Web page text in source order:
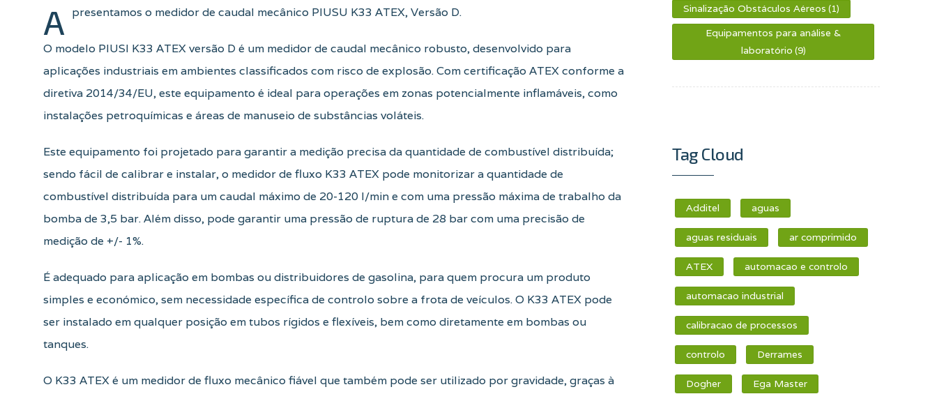
A presentamos o medidor de caudal mecânico PIUSU K33 ATEX, Versão D.
O modelo PIUSI K33 ATEX versão D é um medidor de caudal mecânico robusto, desenvolvido para
aplicações industriais em ambientes classificados com risco de explosão. Com certificação ATEX conforme a
diretiva 2014/34/EU, este equipamento é ideal para operações em zonas potencialmente inflamáveis, como
instalações petroquímicas e áreas de manuseio de substâncias voláteis.
Este equipamento foi projetado para garantir a medição precisa da quantidade de combustível distribuída;
sendo fácil de calibrar e instalar, o medidor de fluxo K33 ATEX pode monitorizar a quantidade de
combustível distribuída para um caudal máximo de 20-120 l/min e com uma pressão máxima de trabalho da
bomba de 3,5 bar. Além disso, pode garantir uma pressão de ruptura de 28 bar com uma precisão de
medição de +/- 1%.
É adequado para aplicação em bombas ou distribuidores de gasolina, para quem procura um produto
simples e económico, sem necessidade específica de controlo sobre a frota de veículos. O K33 ATEX pode
ser instalado em qualquer posição em tubos rígidos e flexíveis, bem como diretamente em bombas ou
tanques.
O K33 ATEX é um medidor de fluxo mecânico fiável que também pode ser utilizado por gravidade, graças à
Sinalização Obstáculos Aéreos (1)
Equipamentos para análise &
laboratório (9)
Tag Cloud
Additel aguas
aguas residuais ar comprimido
ATEX automacao e controlo
automacao industrial
calibracao de processos
controlo Derrames
Dogher Ega Master